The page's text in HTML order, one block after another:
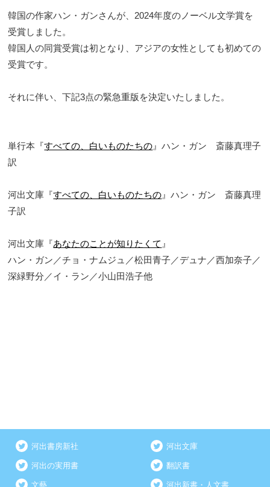
韓国の作家ハン・ガンさんが、2024年度のノーベル文学賞を
受賞しました。
韓国人の同賞受賞は初となり、アジアの女性としても初めての
受賞です。
それに伴い、下記3点の緊急重版を決定いたしました。
単行本『すべての、白いものたちの 』ハン・ガン 斎藤真理子
訳
河出文庫『すべての、白いものたちの 』ハン・ガン 斎藤真理
子訳
河出文庫『あなたのことが知りたくて 』
ハン・ガン／チョ・ナムジュ／松田青子／デュナ／西加奈子／
深緑野分／イ・ラン／小山田浩子他
河出書房新社 河出文庫
河出の実用書 翻訳書
文藝 河出新書・人文書